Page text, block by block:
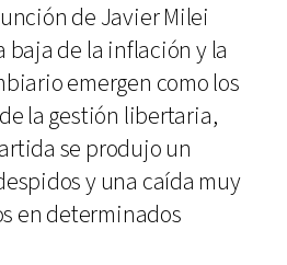
de Javier Milei
baja de la inflación y la
emergen como los
la gestión libertaria,
se produjo un
y una caída muy
en determinados